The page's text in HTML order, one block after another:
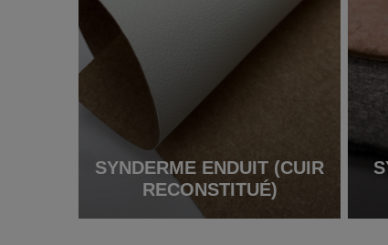
SYNDERME ENDUIT (CUIR
RECONSTITUÉ)